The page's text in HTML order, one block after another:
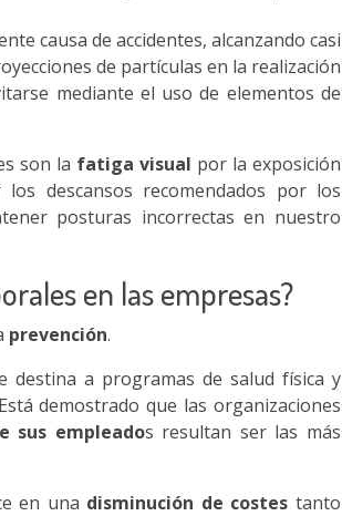
causa de accidentes, alcanzando casi
de partículas en la realización
mediante el uso de elementos de
son la fatiga visual por la exposición
descansos recomendados por los
posturas incorrectas en nuestro
en las empresas?
prevención.
destina a programas de salud física y
demostrado que las organizaciones
sus empleados resultan ser las más
en una disminución de costes tanto